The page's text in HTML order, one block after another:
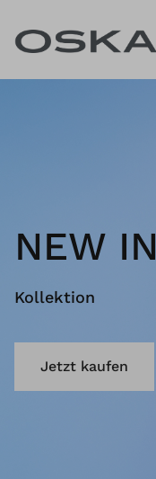
NEW IN
Kollektion
Jetzt kaufen